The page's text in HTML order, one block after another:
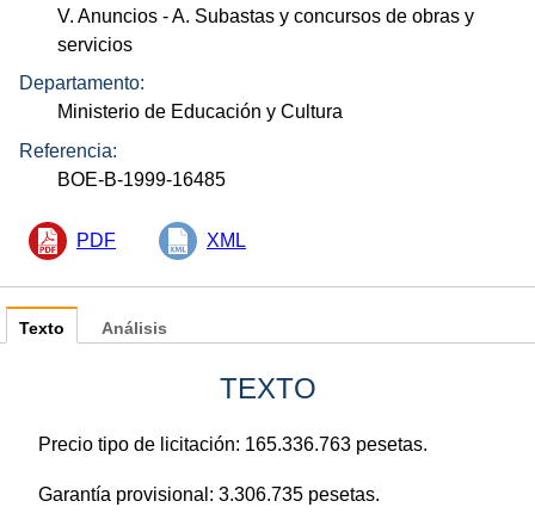
V. Anuncios - A. Subastas y concursos de obras y
servicios
Departamento:
Ministerio de Educación y Cultura
Referencia:
BOE-B-1999-16485
PDF XML
Texto
TEXTO
Precio tipo de licitación: 165.336.763 pesetas.
Garantía provisional: 3.306.735 pesetas.
Análisis